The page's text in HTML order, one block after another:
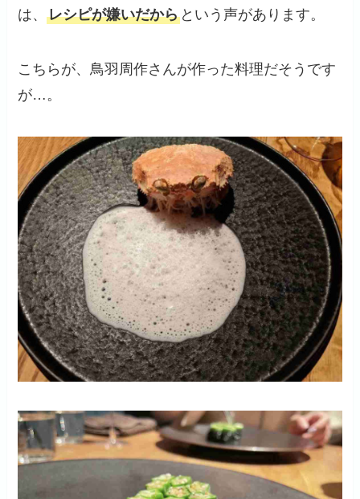
は、レシピが嫌いだから という声があります。
こちらが、鳥羽周作さんが作った料理だそうです
が…。